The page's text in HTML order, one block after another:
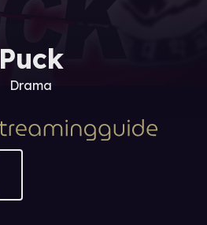
Puck
Drama